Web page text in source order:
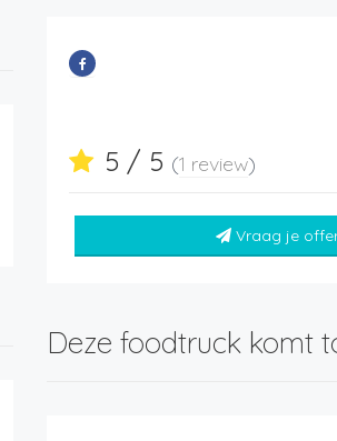
5 / 5 (1 review)
Vraag je
Deze foodtruck komt